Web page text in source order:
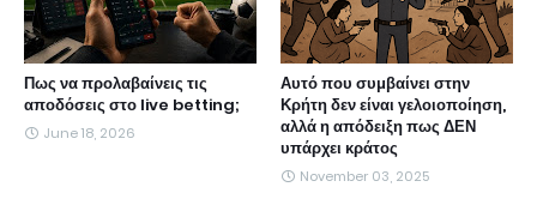
Πως να προλαβαίνεις τις
αποδόσεις στο live betting;
June 18, 2026
Αυτό που συμβαίνει στην
Κρήτη δεν είναι γελοιοποίηση,
αλλά η απόδειξη πως ΔΕΝ
υπάρχει κράτος
November 03, 2025